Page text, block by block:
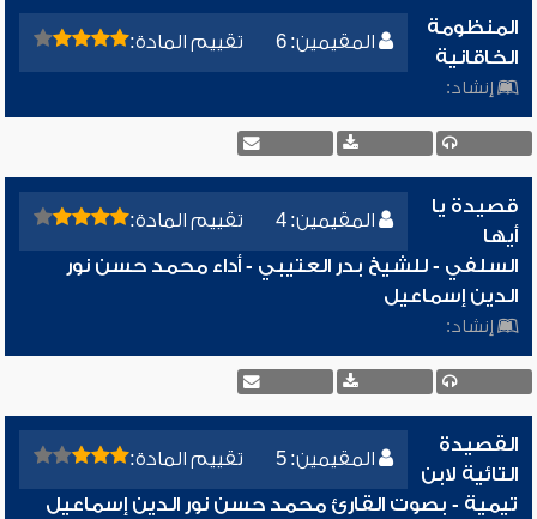
المقيمين: 6 تقييم المادة:
المنظومة
الخاقانية
إنشاد:
المقيمين: 4 تقييم المادة:
قصيدة يا
أيها
السلفي - للشيخ بدر العتيبي - أداء محمد حسن نور
الدين إسماعيل
إنشاد:
المقيمين: 5 تقييم المادة:
القصيدة
التائية لابن
تيمية - بصوت القارئ محمد حسن نور الدين إسماعيل